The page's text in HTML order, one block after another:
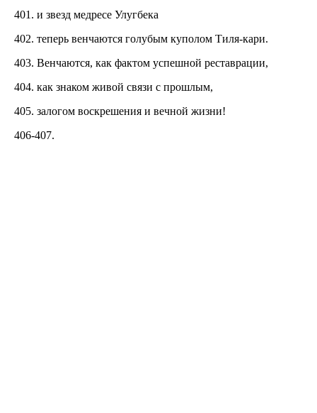
401. и звезд медресе Улугбека
402. теперь венчаются голубым куполом Тиля-кари.
403. Венчаются, как фактом успешной реставрации,
404. как знаком живой связи с прошлым,
405. залогом воскрешения и вечной жизни!
406-407.